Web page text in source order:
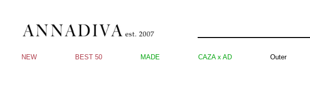
NEW BEST 50 MADE CAZA x AD Outer